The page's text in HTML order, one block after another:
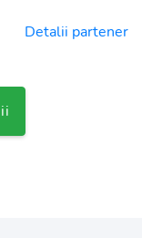
Detalii partener